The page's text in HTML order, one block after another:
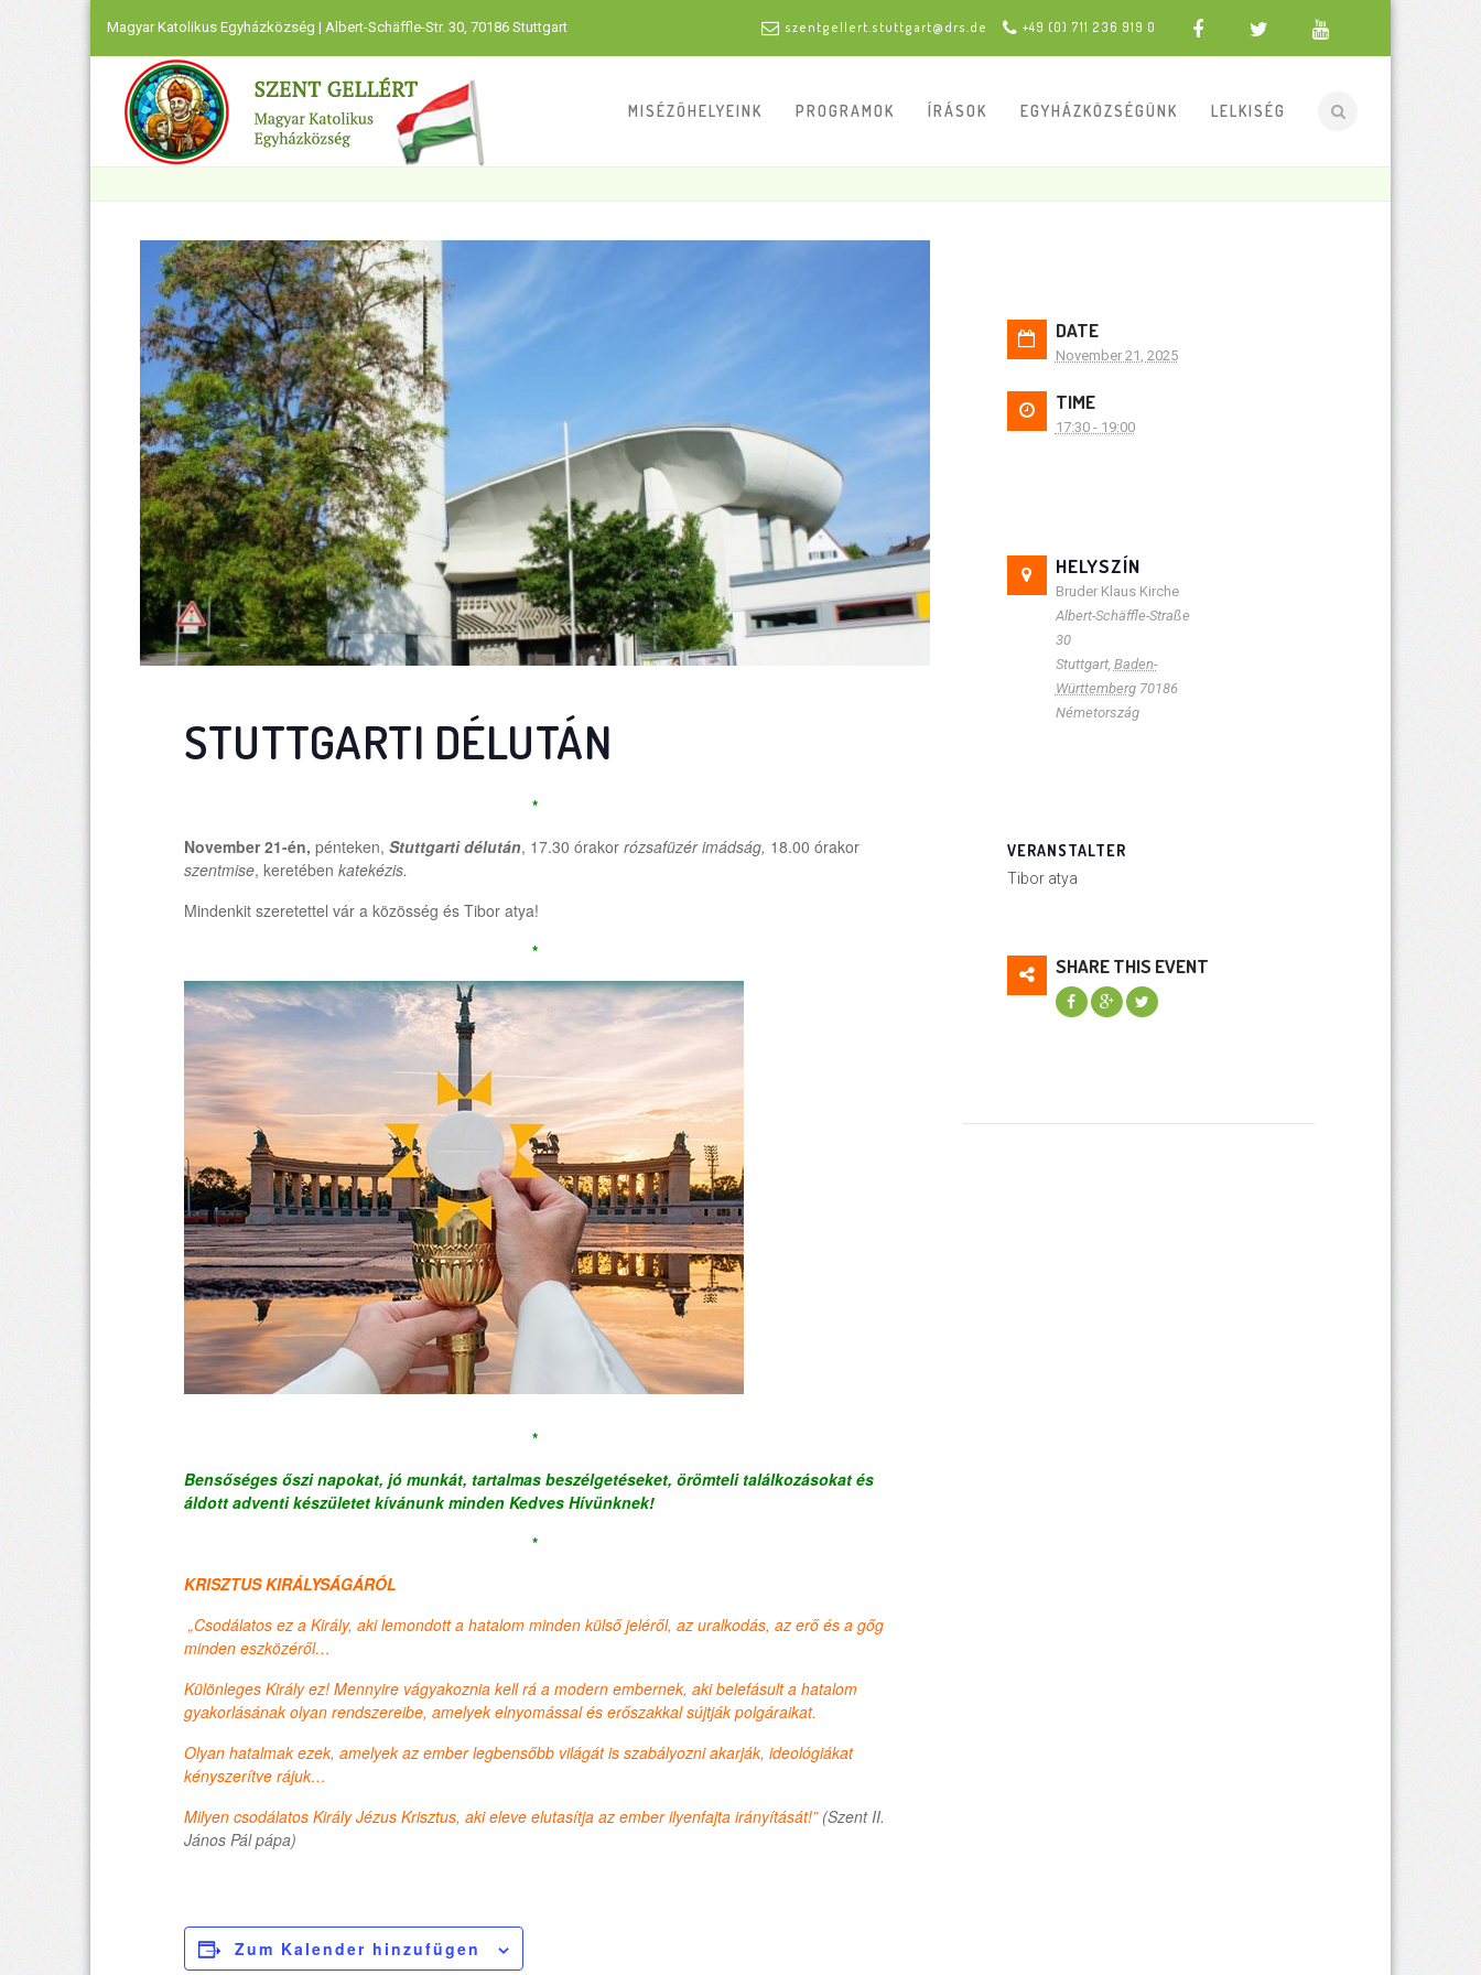
Magyar Katolikus Egyházközség | Albert-Schäffle-Str. 30, 70186 Stuttgart szentgellert.stuttgart@drs.de +49 (0) 711 236 919 0
MISÉZŐHELYEINK PROGRAMOK ÍRÁSOK EGYHÁZKÖZSÉGÜNK LELKISÉG
STUTTGARTI DÉLUTÁN
*
November 21-én, pénteken, Stuttgarti délután, 17.30 órakor rózsafüzér imádság, 18.00 órakor
szentmise, keretében katekézis.
Mindenkit szeretettel vár a közösség és Tibor atya!
*
*
Bensőséges őszi napokat, jó munkát, tartalmas beszélgetéseket, örömteli találkozásokat és
áldott adventi készületet kívánunk minden Kedves Hívünknek!
*
KRISZTUS KIRÁLYSÁGÁRÓL
„Csodálatos ez a Király, aki lemondott a hatalom minden külső jeléről, az uralkodás, az erő és a gőg
minden eszközéről…
Különleges Király ez! Mennyire vágyakoznia kell rá a modern embernek, aki belefásult a hatalom
gyakorlásának olyan rendszereibe, amelyek elnyomással és erőszakkal sújtják polgáraikat.
Olyan hatalmak ezek, amelyek az ember legbensőbb világát is szabályozni akarják, ideológiákat
kényszerítve rájuk…
Milyen csodálatos Király Jézus Krisztus, aki eleve elutasítja az ember ilyenfajta irányítását!” (Szent II.
János Pál pápa)
Zum Kalender hinzufügen
DATE
November 21, 2025
TIME
17:30 - 19:00
HELYSZÍN
Bruder Klaus Kirche
Albert-Schäffle-Straße
30
Stuttgart, Baden-
Württemberg 70186
Németország
VERANSTALTER
Tibor atya
SHARE THIS EVENT